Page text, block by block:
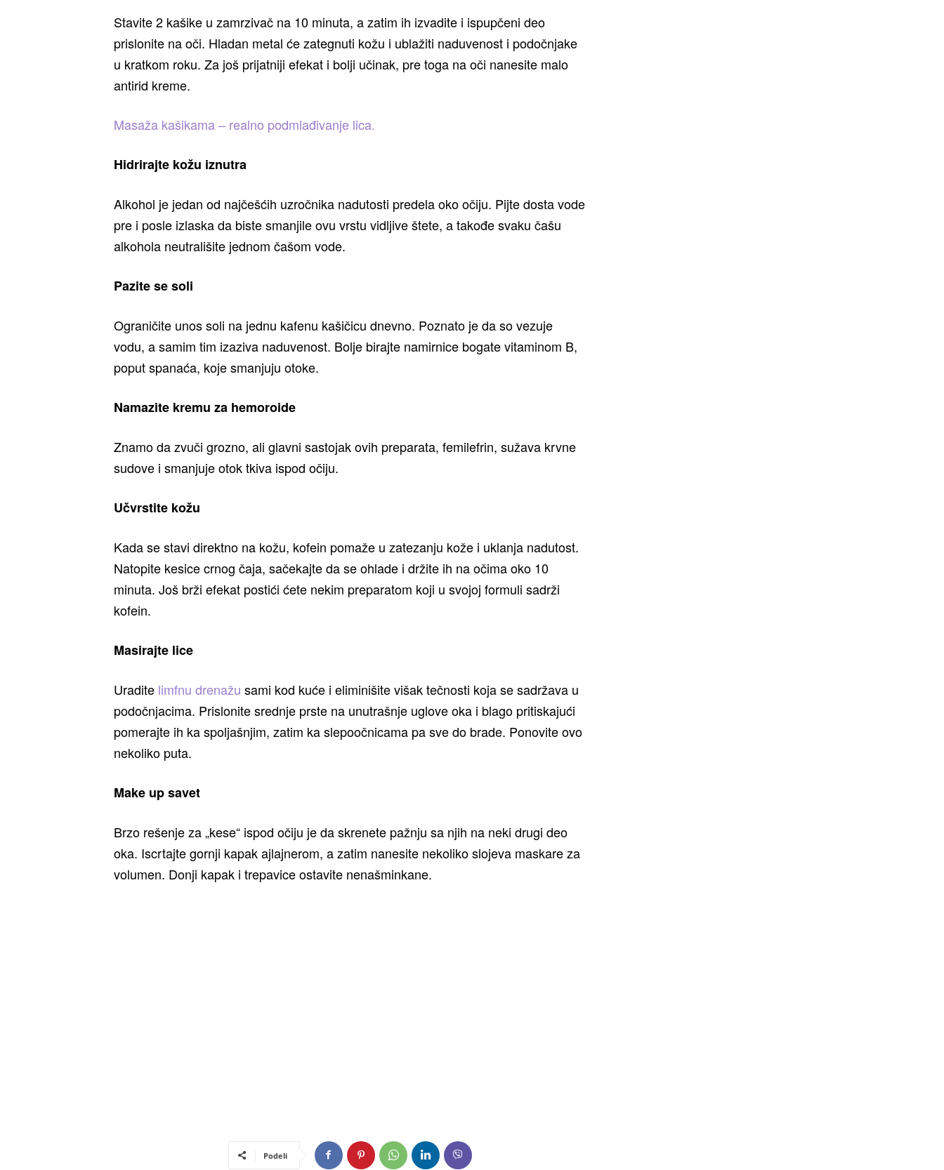
Stavite 2 kašike u zamrzivač na 10 minuta, a zatim ih izvadite i ispupčeni deo
prislonite na oči. Hladan metal će zategnuti kožu i ublažiti naduvenost i podočnjake
u kratkom roku. Za još prijatniji efekat i bolji učinak, pre toga na oči nanesite malo
antirid kreme.
Masaža kašikama – realno podmlađivanje lica.
Hidrirajte kožu iznutra
Alkohol je jedan od najčešćih uzročnika nadutosti predela oko očiju. Pijte dosta vode
pre i posle izlaska da biste smanjile ovu vrstu vidljive štete, a takođe svaku čašu
alkohola neutrališite jednom čašom vode.
Pazite se soli
Ograničite unos soli na jednu kafenu kašičicu dnevno. Poznato je da so vezuje
vodu, a samim tim izaziva naduvenost. Bolje birajte namirnice bogate vitaminom B,
poput spanaća, koje smanjuju otoke.
Namazite kremu za hemoroide
Znamo da zvuči grozno, ali glavni sastojak ovih preparata, femilefrin, sužava krvne
sudove i smanjuje otok tkiva ispod očiju.
Učvrstite kožu
Kada se stavi direktno na kožu, kofein pomaže u zatezanju kože i uklanja nadutost.
Natopite kesice crnog čaja, sačekajte da se ohlade i držite ih na očima oko 10
minuta. Još brži efekat postići ćete nekim preparatom koji u svojoj formuli sadrži
kofein.
Masirajte lice
Uradite limfnu drenažu sami kod kuće i eliminišite višak tečnosti koja se sadržava u
podočnjacima. Prislonite srednje prste na unutrašnje uglove oka i blago pritiskajući
pomerajte ih ka spoljašnjim, zatim ka slepoočnicama pa sve do brade. Ponovite ovo
nekoliko puta.
Make up savet
Brzo rešenje za „kese“ ispod očiju je da skrenete pažnju sa njih na neki drugi deo
oka. Iscrtajte gornji kapak ajlajnerom, a zatim nanesite nekoliko slojeva maskare za
volumen. Donji kapak i trepavice ostavite nenašminkane.
Podeli